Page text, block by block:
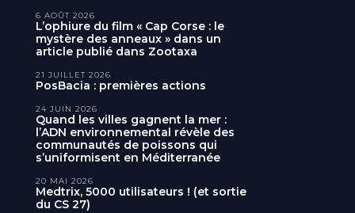
L’ophiure du film « Cap Corse : le
mystère des anneaux » dans un
article publié dans Zootaxa
6 AOÛT 2026
PosBacia : premières actions
21 JUILLET 2026
Quand les villes gagnent la mer :
l’ADN environnemental révèle des
communautés de poissons qui
s’uniformisent en Méditerranée
24 JUIN 2026
Medtrix, 5000 utilisateurs ! (et sortie
du CS 27)
20 MAI 2026